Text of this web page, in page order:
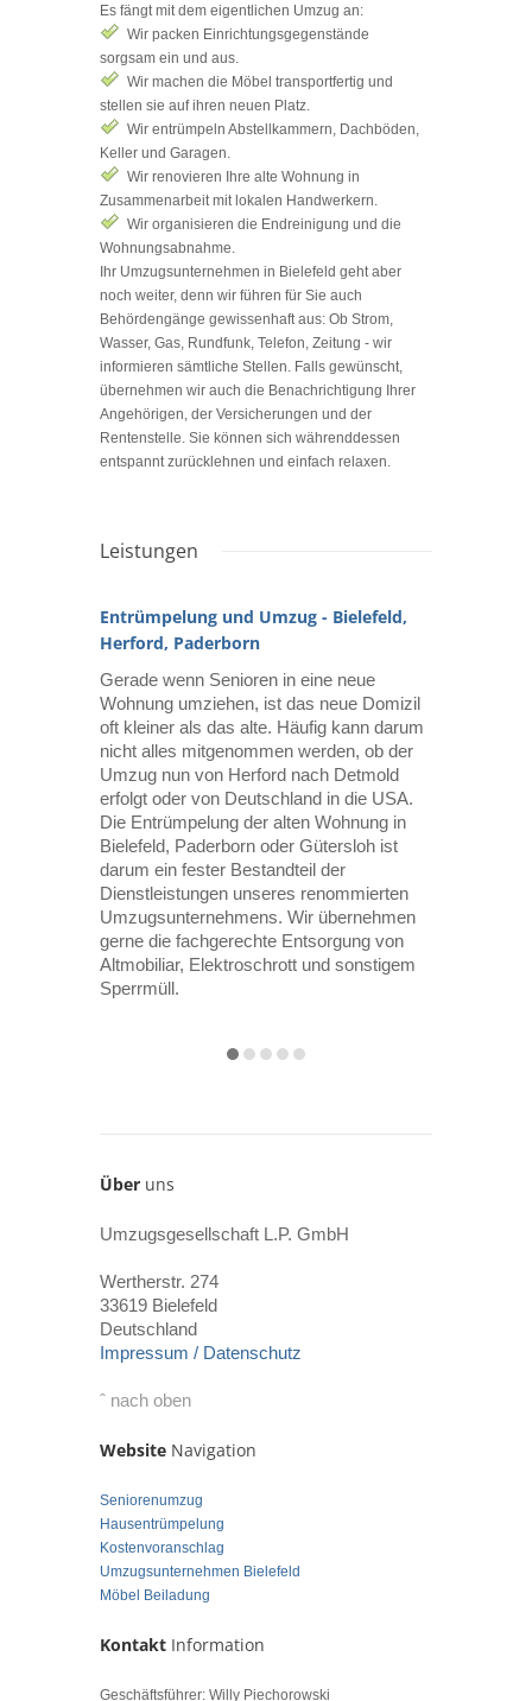
Es fängt mit dem eigentlichen Umzug an:
Wir packen Einrichtungsgegenstände
sorgsam ein und aus.
Wir machen die Möbel transportfertig und
stellen sie auf ihren neuen Platz.
Wir entrümpeln Abstellkammern, Dachböden,
Keller und Garagen.
Wir renovieren Ihre alte Wohnung in
Zusammenarbeit mit lokalen Handwerkern.
Wir organisieren die Endreinigung und die
Wohnungsabnahme.
Ihr Umzugsunternehmen in Bielefeld geht aber
noch weiter, denn wir führen für Sie auch
Behördengänge gewissenhaft aus: Ob Strom,
Wasser, Gas, Rundfunk, Telefon, Zeitung - wir
informieren sämtliche Stellen. Falls gewünscht,
übernehmen wir auch die Benachrichtigung Ihrer
Angehörigen, der Versicherungen und der
Rentenstelle. Sie können sich währenddessen
entspannt zurücklehnen und einfach relaxen.
Leistungen
Entrümpelung und Umzug - Bielefeld,
Herford, Paderborn
Gerade wenn Senioren in eine neue
Wohnung umziehen, ist das neue Domizil
oft kleiner als das alte. Häufig kann darum
nicht alles mitgenommen werden, ob der
Umzug nun von Herford nach Detmold
erfolgt oder von Deutschland in die USA.
Die Entrümpelung der alten Wohnung in
Bielefeld, Paderborn oder Gütersloh ist
darum ein fester Bestandteil der
Dienstleistungen unseres renommierten
Umzugsunternehmens. Wir übernehmen
gerne die fachgerechte Entsorgung von
Altmobiliar, Elektroschrott und sonstigem
Sperrmüll.
Über uns
Umzugsgesellschaft L.P. GmbH
Wertherstr. 274
33619 Bielefeld
Deutschland
Impressum / Datenschutz
ˆ nach oben
Website Navigation
Seniorenumzug
Hausentrümpelung
Kostenvoranschlag
Umzugsunternehmen Bielefeld
Möbel Beiladung
Kontakt Information
Geschäftsführer: Willy Piechorowski